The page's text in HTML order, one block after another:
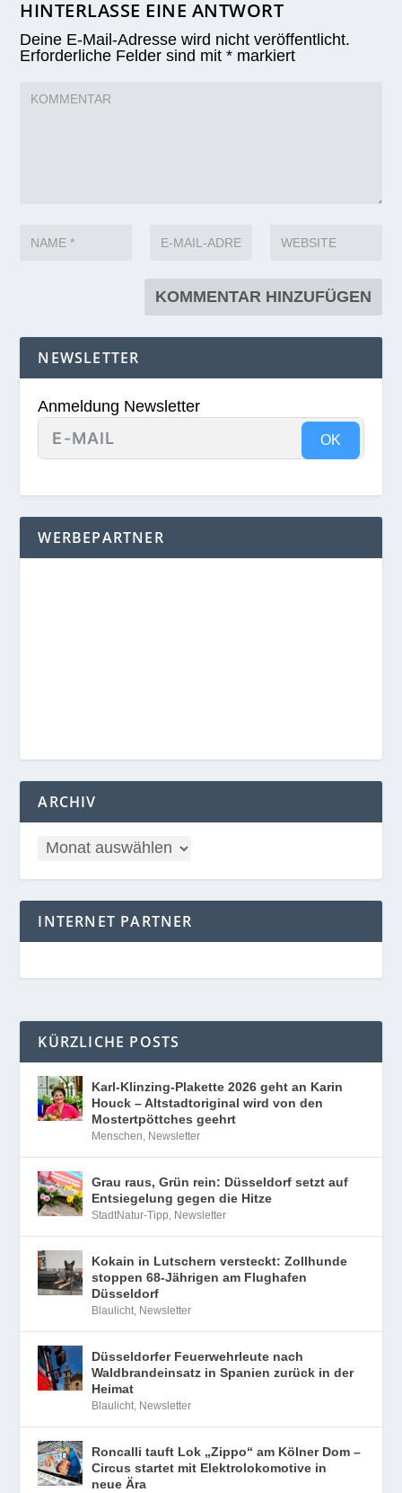
HINTERLASSE EINE ANTWORT
Deine E-Mail-Adresse wird nicht veröffentlicht.
Erforderliche Felder sind mit* markiert
NEWSLETTER
Anmeldung Newsletter
OK
WERBEPARTNER
ARCHIV
INTERNET PARTNER
KÜRZLICHE POSTS
Karl-Klinzing-Plakette 2026 geht an Karin
Houck – Altstadtoriginal wird von den
Mostertpöttches geehrt
Menschen, Newsletter
Grau raus, Grün rein: Düsseldorf setzt auf
Entsiegelung gegen die Hitze
StadtNatur-Tipp, Newsletter
Kokain in Lutschern versteckt: Zollhunde
stoppen 68-Jährigen am Flughafen
Düsseldorf
Blaulicht, Newsletter
Düsseldorfer Feuerwehrleute nach
Waldbrandeinsatz in Spanien zurück in der
Heimat
Blaulicht, Newsletter
Roncalli tauft Lok „Zippo“ am Kölner Dom –
Circus startet mit Elektrolokomotive in
neue Ära